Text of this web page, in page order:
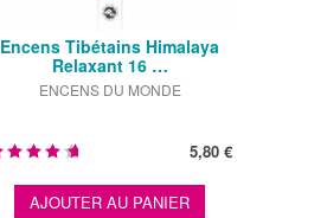
Encens Tibétains Himalaya
Relaxant 16 …
ENCENS DU MONDE
5,80 €
AJOUTER AU PANIER